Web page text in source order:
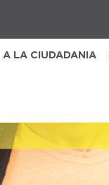
A LA CIUDADANIA